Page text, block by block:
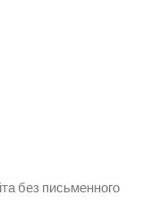
без письменного